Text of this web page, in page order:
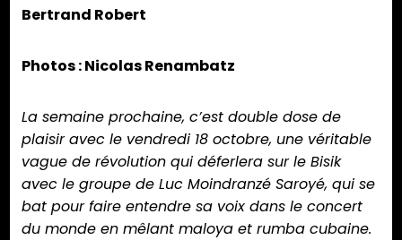
Bertrand Robert
Photos : Nicolas Renambatz
La semaine prochaine, c’est double dose de
plaisir avec le vendredi 18 octobre, une véritable
vague de révolution qui déferlera sur le Bisik
avec le groupe de Luc Moindranzé Saroyé, qui se
bat pour faire entendre sa voix dans le concert
du monde en mêlant maloya et rumba cubaine.